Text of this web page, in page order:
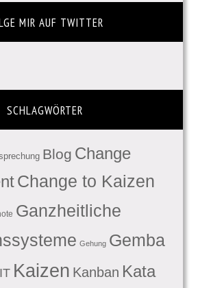
MIR AUF TWITTER
SCHLAGWÖRTER
Blog Change
Change to Kaizen
Ganzheitliche
Gehung Gemba
Kaizen Kanban Kata